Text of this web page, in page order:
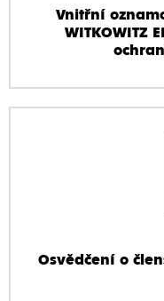
Vnitřní
WITKOWITZ
Osvědčení o